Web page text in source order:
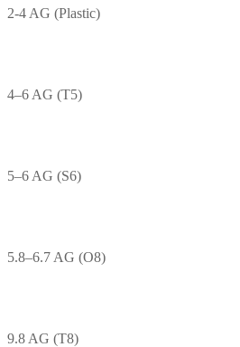
2-4 AG (Plastic)
4–6 AG (T5)
5–6 AG (S6)
5.8–6.7 AG (O8)
9.8 AG (T8)